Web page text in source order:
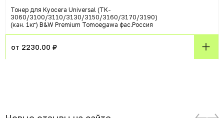
Тонер для Kyocera Universal (TK-
3060/3100/3110/3130/3150/3160/3170/3190)
(кан. 1кг) B&W Premium Tomoegawa фас.Россия
от 2230.00 ₽